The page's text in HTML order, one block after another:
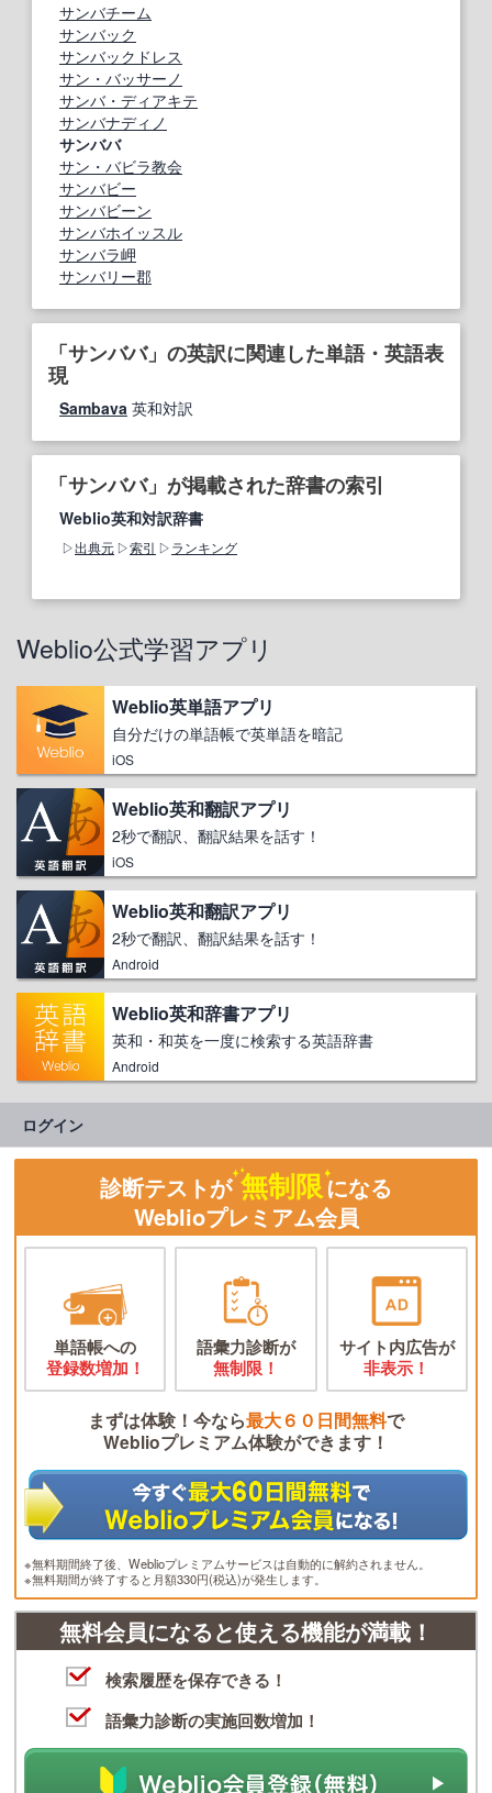
サンバチーム
サンバック
サンバックドレス
サン・バッサーノ
サンバ・ディアキテ
サンバナディノ
サンババ
サン・バビラ教会
サンバビー
サンバビーン
サンバホイッスル
サンバラ岬
サンバリー郡
「サンババ」の英訳に関連した単語・英語表
現
Sambava 英和対訳
「サンババ」が掲載された辞書の索引
Weblio英和対訳辞書
出典元 索引 ランキング
Weblio公式学習アプリ
Weblio英単語アプリ
自分だけの単語帳で英単語を暗記
iOS
Weblio英和翻訳アプリ
2秒で翻訳、翻訳結果を話す！
iOS
Weblio英和翻訳アプリ
2秒で翻訳、翻訳結果を話す！
Android
Weblio英和辞書アプリ
英和・和英を一度に検索する英語辞書
Android
ログイン
診断テストが 無制限になる
Weblioプレミアム会員
単語帳への
登録数増加！
語彙力診断が
無制限！
サイト内広告が
非表示！
まずは体験！今なら最大６０日間無料で
Weblioプレミアム体験ができます！
※無料期間終了後、Weblioプレミアムサービスは自動的に解約されません。
※無料期間が終了すると月額330円(税込)が発生します。
無料会員になると使える機能が満載！
検索履歴を保存できる！
語彙力診断の実施回数増加！